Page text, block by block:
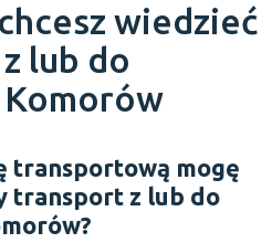
wiedzieć
lub do
transportową mogę
transport z lub do